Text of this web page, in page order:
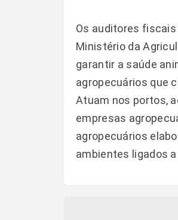
Os auditores
Ministério da
garantir a saúde
agropecuários que
Atuam nos portos,
empresas
agropecuários
ambientes ligados